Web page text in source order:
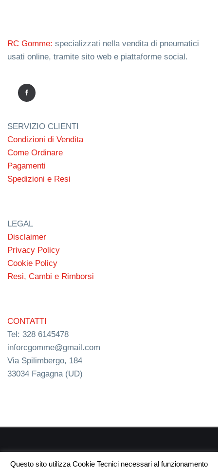
RC Gomme: specializzati nella vendita di pneumatici
usati online, tramite sito web e piattaforme social.
SERVIZIO CLIENTI
Condizioni di Vendita
Come Ordinare
Pagamenti
Spedizioni e Resi
LEGAL
Disclaimer
Privacy Policy
Cookie Policy
Resi, Cambi e Rimborsi
CONTATTI
Tel: 328 6145478
inforcgomme@gmail.com
Via Spilimbergo, 184
33034 Fagagna (UD)
Questo sito utilizza Cookie Tecnici necessari al funzionamento